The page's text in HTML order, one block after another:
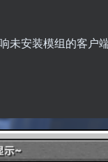
未安装模组的客户